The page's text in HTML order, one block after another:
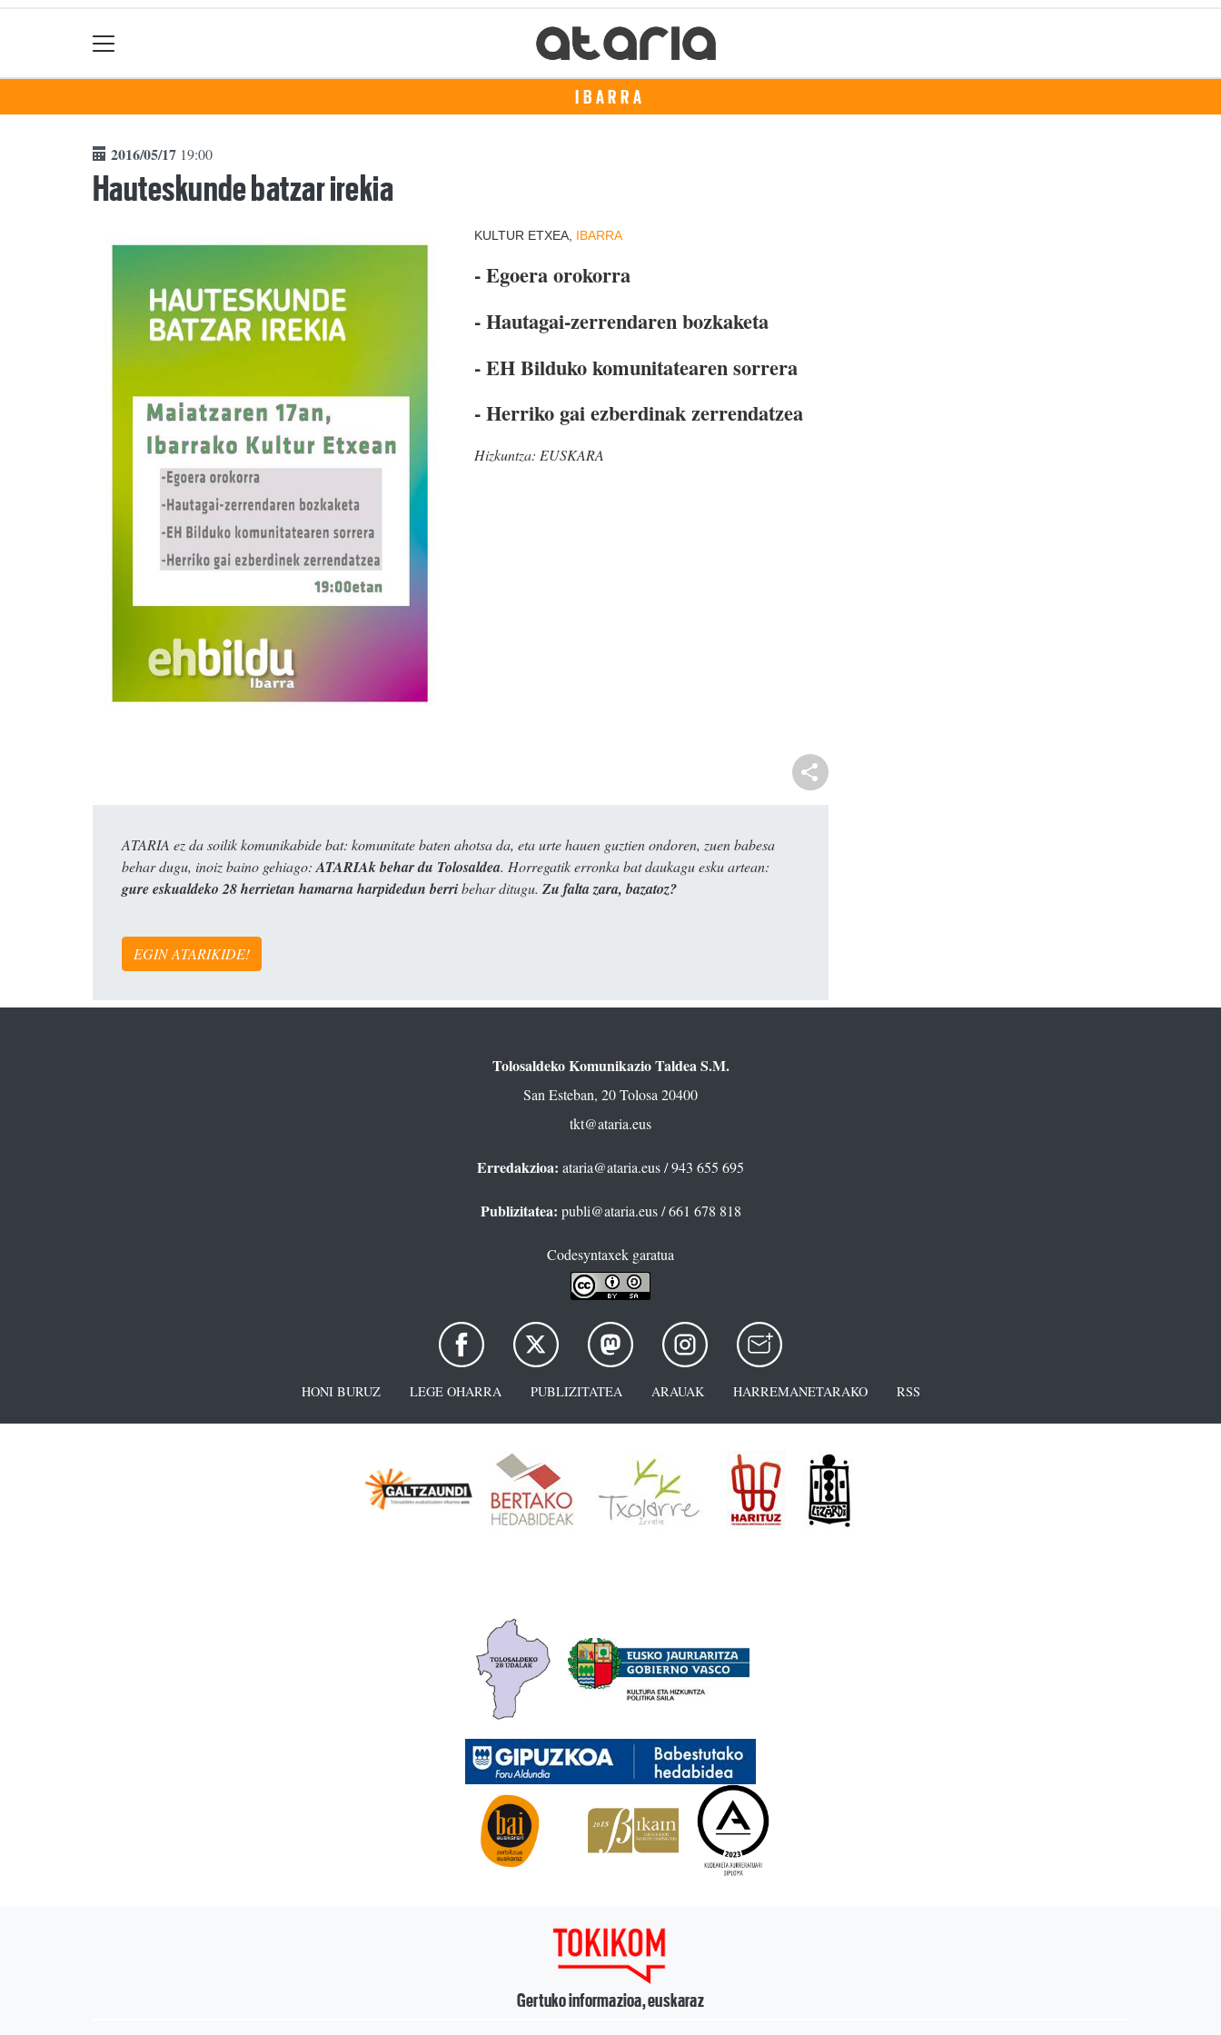
IBARRA
2016/05/17 19:00
Hauteskunde batzar irekia
KULTUR ETXEA, IBARRA
- Egoera orokorra
- Hautagai-zerrendaren bozkaketa
- EH Bilduko komunitatearen sorrera
- Herriko gai ezberdinak zerrendatzea
Hizkuntza: EUSKARA
ATARIA ez da soilik komunikabide bat: komunitate baten ahotsa da, eta urte hauen guztien ondoren, zuen babesa
behar dugu, inoiz baino gehiago: ATARIAk behar du Tolosaldea. Horregatik erronka bat daukagu esku artean:
gure eskualdeko 28 herrietan hamarna harpidedun berribehar ditugu. Zu falta zara, bazatoz?
EGIN ATARIKIDE!
Tolosaldeko Komunikazio Taldea S.M.
San Esteban, 20 Tolosa 20400
tkt@ataria.eus
Erredakzioa: ataria@ataria.eus/ 943 655 695
Publizitatea: publi@ataria.eus/ 661 678 818
Codesyntaxek garatua
HONI BURUZ LEGE OHARRA PUBLIZITATEA ARAUAK HARREMANETARAKO RSS
Gertuko informazioa, euskaraz